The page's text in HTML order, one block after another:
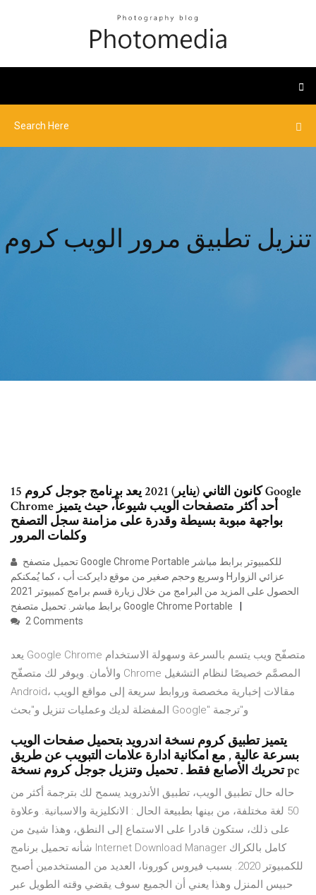
تنزيل تطبيق مرور الويب كروم
15 كانون الثاني (يناير) 2021 يعد برنامج جوجل كروم Google
Chrome أحد أكثر متصفحات الويب شيوعاً، حيث يتميز
بواجهة مبوبة بسيطة وقدرة على مزامنة سجل التصفح
وسريع وحجم صغير من موقع دايركت أب ، كما يُمكنكم Hعزائي الزوار
الحصول على المزيد من البرامج من خلال زيارة قسم برامج كمبيوتر 2021
برابط مباشر. تحميل متصفح Google Chrome Portable
2 Comments
‏يعد Google Chrome متصفّح ويب يتسم بالسرعة وسهولة الاستخدام
والأمان. ويوفر لك متصفّح Chrome المصمَّم خصيصًا لنظام التشغيل
Android، مقالات إخبارية مخصصة وروابط سريعة إلى مواقع الويب
المفضلة لديك وعمليات تنزيل و"بحث Google" و"ترجمة
يتميز تطبيق كروم نسخة اندرويد بتحميل صفحات الويب
بسرعة عالية , مع امكانية ادارة علامات التبويب عن طريق
تحريك الأصابع فقط . تحميل وتنزيل جوجل كروم نسخة pc
حاله حال تطبيق الويب، تطبيق الأندرويد يسمح لك بترجمة أكثر من
50 لغة مختلفة، من بينها بطبيعة الحال : الانكليزية والاسبانية. وعلاوة
على ذلك، ستكون قادرا على الاستماع إلى النطق، وهذا شيئ من
شأنه تحميل برنامج Internet Download Manager كامل بالكراك
للكمبيوتر 2020. بسبب فيروس كورونا، العديد من المستخدمين أصبح
حبيس المنزل وهذا يعني أن الجميع سوف يقضي وقته الطويل عبر